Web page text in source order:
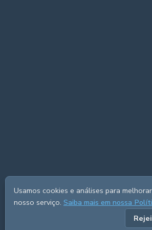
Usamos cookies e análises para
nosso serviço. Saiba mais em nossa